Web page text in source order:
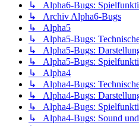
↳ Alpha6-Bugs:
↳ Archiv Alpha6-Bugs
↳ Alpha5
↳ Alpha5-Bugs:
↳ Alpha5-Bugs:
↳ Alpha5-Bugs:
↳ Alpha4
↳ Alpha4-Bugs:
↳ Alpha4-Bugs:
↳ Alpha4-Bugs:
↳ Alpha4-Bugs: Sound